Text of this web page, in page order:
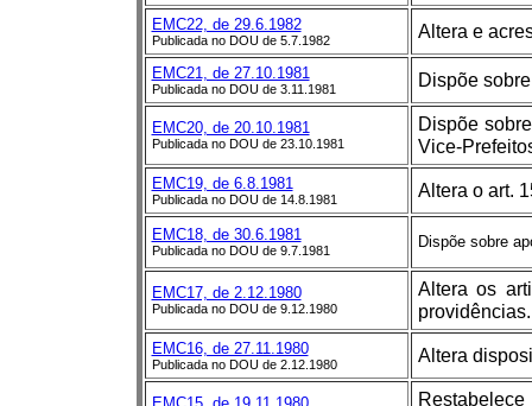
EMC22, de 29.6.1982
Publicada no DOU de 5.7.1982 Altera e
EMC21, de 27.10.1981
Publicada no DOU de 3.11.1981 Dispõe
EMC20, de 20.10.1981
Publicada no DOU de 23.10.1981
Dispõe
Vice-
EMC19, de 6.8.1981
Publicada no DOU de 14.8.1981 Altera o art.
EMC18, de 30.6.1981
Publicada no DOU de 9.7.1981 Dispõe sobre
EMC17, de 2.12.1980
Publicada no DOU de 9.12.1980
Altera os
providências.
EMC16, de 27.11.1980
Publicada no DOU de 2.12.1980 Altera